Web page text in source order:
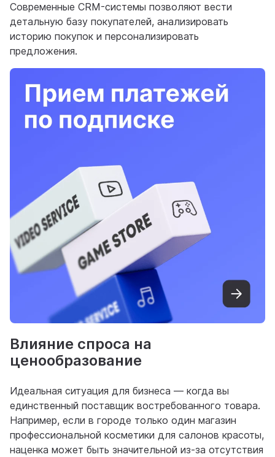
Современные CRM-системы позволяют вести
детальную базу покупателей, анализировать
историю покупок и персонализировать
предложения.
Влияние спроса на
ценообразование
Идеальная ситуация для бизнеса — когда вы
единственный поставщик востребованного товара.
Например, если в городе только один магазин
профессиональной косметики для салонов красоты,
наценка может быть значительной из-за отсутствия